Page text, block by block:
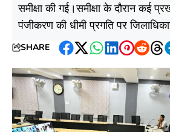
समीक्षा की गई।समीक्षा के दौरान कई
पंजीकरण की धीमी प्रगति पर
SHARE
Facebook
Twitter
WhatsApp
LinkedIn
Pinterest